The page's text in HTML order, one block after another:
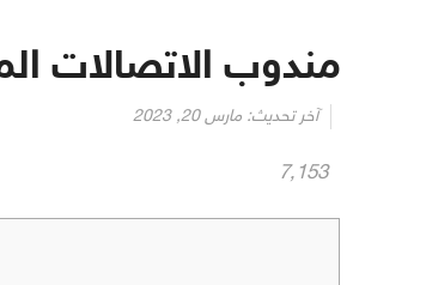
مندوب الاتصالات
آخر تحديث: مارس 20, 2023
7٬153